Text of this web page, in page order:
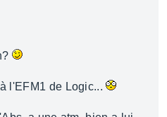
l'EFM1 de Logic...